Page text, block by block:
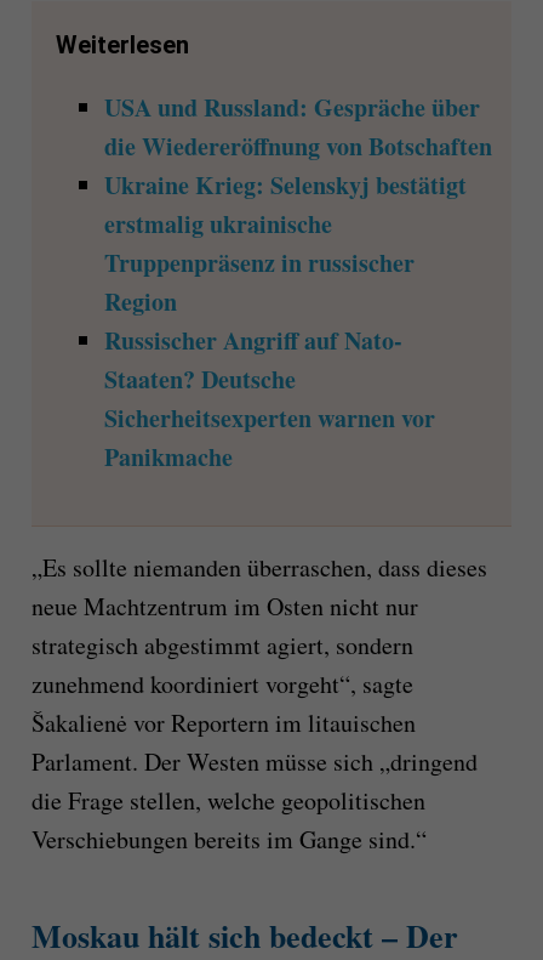
Weiterlesen
USA und Russland: Gespräche über
die Wiedereröffnung von Botschaften
Ukraine Krieg: Selenskyj bestätigt
erstmalig ukrainische
Truppenpräsenz in russischer
Region
Russischer Angriff auf Nato-
Staaten? Deutsche
Sicherheitsexperten warnen vor
Panikmache
„Es sollte niemanden überraschen, dass dieses
neue Machtzentrum im Osten nicht nur
strategisch abgestimmt agiert, sondern
zunehmend koordiniert vorgeht“, sagte
Šakalienė vor Reportern im litauischen
Parlament. Der Westen müsse sich „dringend
die Frage stellen, welche geopolitischen
Verschiebungen bereits im Gange sind.“
Moskau hält sich bedeckt – Der